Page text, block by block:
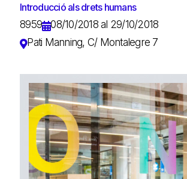
Introducció als drets humans
8959
08/10/2018 al 29/10/2018
Pati Manning, C/ Montalegre 7